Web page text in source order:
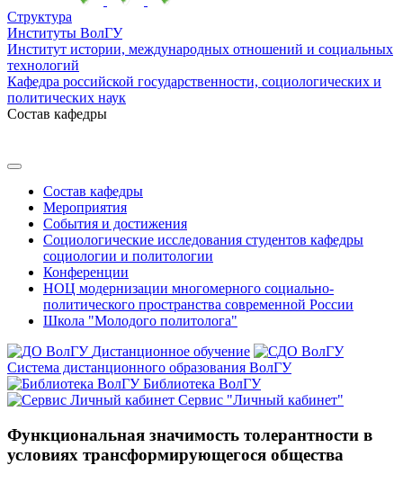
Структура
Институты ВолГУ
Институт истории, международных отношений и социальных
технологий
Кафедра российской государственности, социологических и
политических наук
Состав кафедры
Состав кафедры
Мероприятия
События и достижения
Социологические исследования студентов кафедры
социологии и политологии
Конференции
НОЦ модернизации многомерного социально-
политического пространства современной России
Школа "Молодого политолога"
Дистанционное обучение
Система дистанционного образования ВолГУ
Библиотека ВолГУ
Сервис "Личный кабинет"
Функциональная значимость толерантности в
условиях трансформирующегося общества